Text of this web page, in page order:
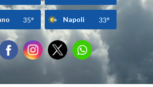
35° Napoli 33°